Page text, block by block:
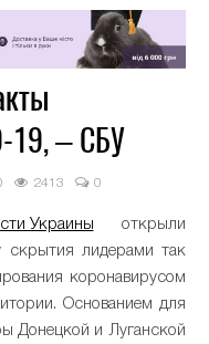
19, – СБУ
2413 0
Украины открыли
скрытия лидерами так
коронавирусом
Основанием для
Донецкой и Луганской